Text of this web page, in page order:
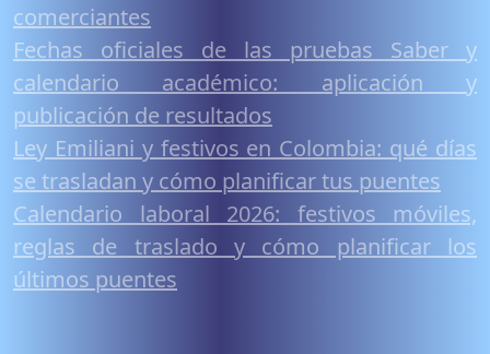
comerciantes
Fechas oficiales de las pruebas Saber y
calendario académico: aplicación y
publicación de resultados
Ley Emiliani y festivos en Colombia: qué días
se trasladan y cómo planificar tus puentes
Calendario laboral 2026: festivos móviles,
reglas de traslado y cómo planificar los
últimos puentes